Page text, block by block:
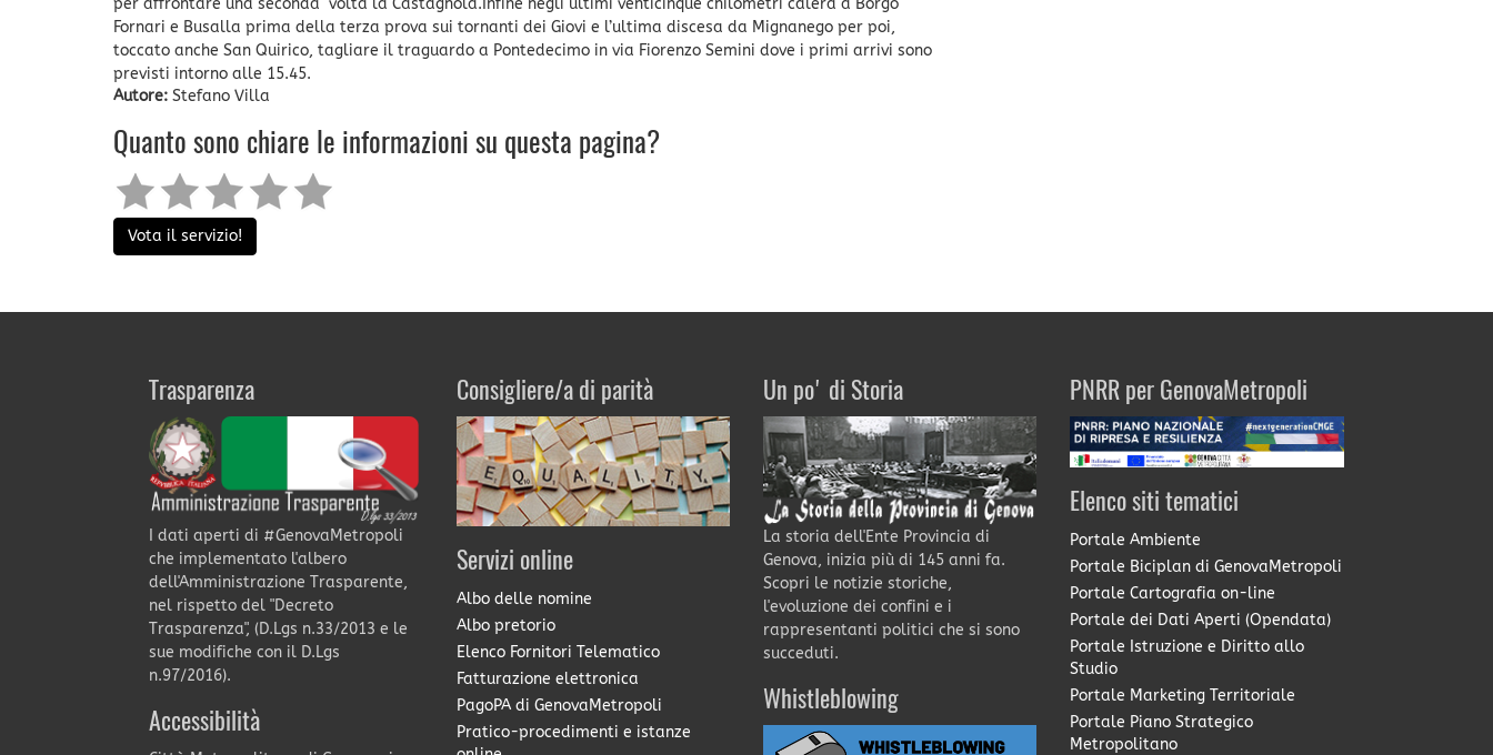
per affrontare una seconda volta la Castagnola.Infine negli ultimi venticinque chilometri calerà a Borgo
Fornari e Busalla prima della terza prova sui tornanti dei Giovi e l’ultima discesa da Mignanego per poi,
toccato anche San Quirico, tagliare il traguardo a Pontedecimo in via Fiorenzo Semini dove i primi arrivi sono
previsti intorno alle 15.45.
Autore: Stefano Villa
Quanto sono chiare le informazioni su questa pagina?
Vota il servizio!
Trasparenza
I dati aperti di #GenovaMetropoli
che implementato l'albero
dell'Amministrazione Trasparente,
nel rispetto del "Decreto
Trasparenza", (D.Lgs n.33/2013 e le
sue modifiche con il D.Lgs
n.97/2016).
Accessibilità
Consigliere/a di parità
Servizi online
Albo delle nomine
Albo pretorio
Elenco Fornitori Telematico
Fatturazione elettronica
PagoPA di GenovaMetropoli
Pratico-procedimenti e istanze
Un po' di Storia
La storia dell'Ente Provincia di
Genova, inizia più di 145 anni fa.
Scopri le notizie storiche,
l'evoluzione dei confini e i
rappresentanti politici che si sono
succeduti.
Whistleblowing
PNRR per GenovaMetropoli
Elenco siti tematici
Portale Ambiente
Portale Biciplan di GenovaMetropoli
Portale Cartografia on-line
Portale dei Dati Aperti (Opendata)
Portale Istruzione e Diritto allo
Studio
Portale Marketing Territoriale
Portale Piano Strategico
Metropolitano